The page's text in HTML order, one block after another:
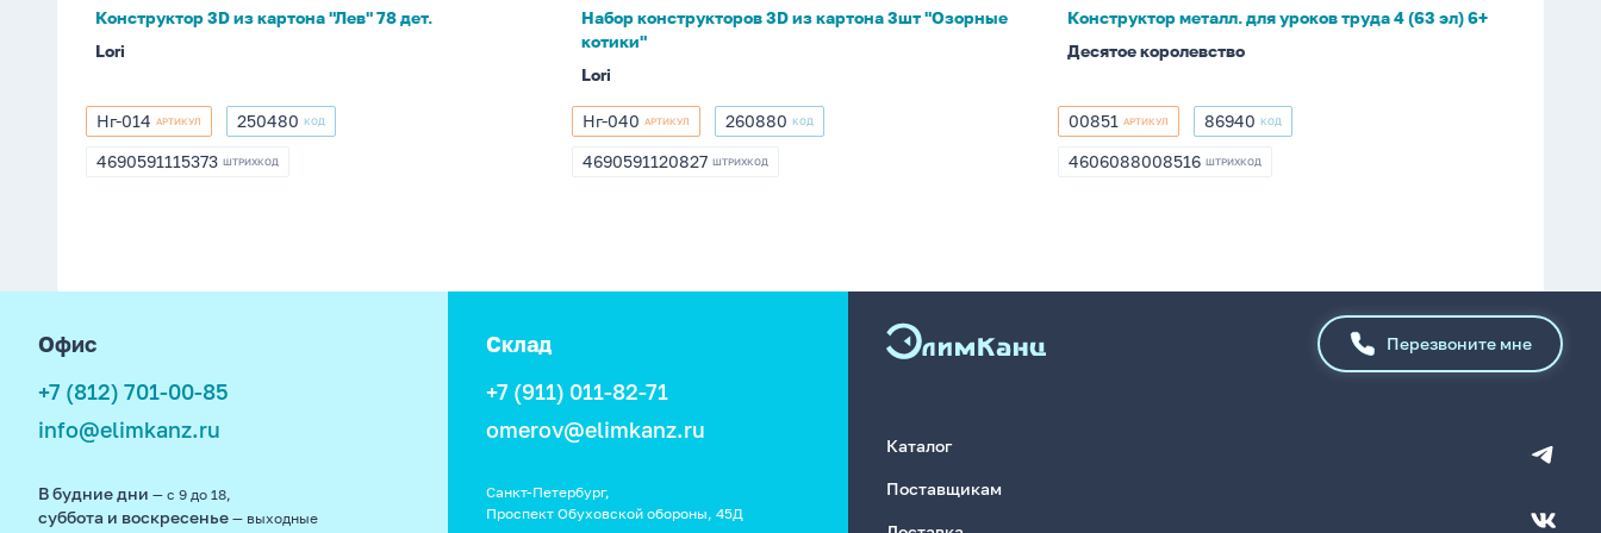
Конструктор 3D из картона "Лев" 78 дет.
Lori
Нг-014
Нг-014 АРТИКУЛ 250480
250480 КОД
4690591115373
4690591115373 ШТРИХКОД
Набор конструкторов 3D из картона 3шт "Озорные
котики"
Lori
Нг-040
Нг-040 АРТИКУЛ 260880
260880 КОД
4690591120827
4690591120827 ШТРИХКОД
6+
Конструктор металл. для уроков труда 4 (63 эл) 6+
Десятое королевство
00851
00851 АРТИКУЛ 86940
86940 КОД
4606088008516
4606088008516 ШТРИХКОД
Офис
+7 (812) 701-00-85
info@elimkanz.ru
В будние дни — с 9 до 18,
суббота и воскресенье — выходные
Склад
+7 (911) 011-82-71
omerov@elimkanz.ru
Санкт-Петербург,
Проспект Обуховской обороны, 45Д
Перезвоните мне
Каталог
Поставщикам